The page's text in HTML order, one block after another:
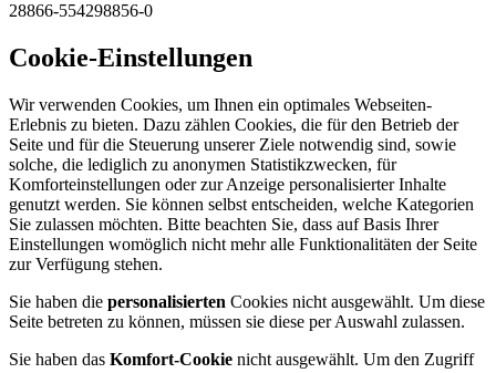
28866-554298856-0
Cookie-Einstellungen
Wir verwenden Cookies, um Ihnen ein optimales Webseiten-
Erlebnis zu bieten. Dazu zählen Cookies, die für den Betrieb der
Seite und für die Steuerung unserer Ziele notwendig sind, sowie
solche, die lediglich zu anonymen Statistikzwecken, für
Komforteinstellungen oder zur Anzeige personalisierter Inhalte
genutzt werden. Sie können selbst entscheiden, welche Kategorien
Sie zulassen möchten. Bitte beachten Sie, dass auf Basis Ihrer
Einstellungen womöglich nicht mehr alle Funktionalitäten der Seite
zur Verfügung stehen.
Sie haben die personalisierten Cookies nicht ausgewählt. Um diese
Seite betreten zu können, müssen sie diese per Auswahl zulassen.
Sie haben das Komfort-Cookie nicht ausgewählt. Um den Zugriff